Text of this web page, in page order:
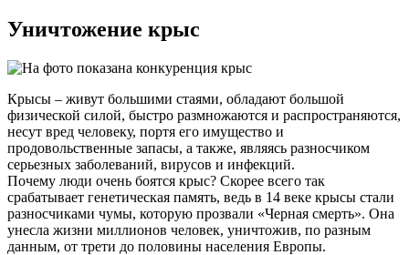
Уничтожение крыс
Крысы – живут большими стаями, обладают большой
физической силой, быстро размножаются и распространяются,
несут вред человеку, портя его имущество и
продовольственные запасы, а также, являясь разносчиком
серьезных заболеваний, вирусов и инфекций.
Почему люди очень боятся крыс? Скорее всего так
срабатывает генетическая память, ведь в 14 веке крысы стали
разносчиками чумы, которую прозвали «Черная смерть». Она
унесла жизни миллионов человек, уничтожив, по разным
данным, от трети до половины населения Европы.